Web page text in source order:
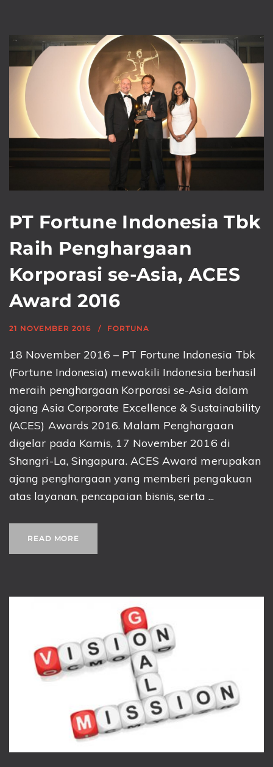
PT Fortune Indonesia Tbk
Raih Penghargaan
Korporasi se-Asia, ACES
Award 2016
21 NOVEMBER 2016 FORTUNA
18 November 2016 – PT Fortune Indonesia Tbk
(Fortune Indonesia) mewakili Indonesia berhasil
meraih penghargaan Korporasi se-Asia dalam
ajang Asia Corporate Excellence & Sustainability
(ACES) Awards 2016. Malam Penghargaan
digelar pada Kamis, 17 November 2016 di
Shangri-La, Singapura. ACES Award merupakan
ajang penghargaan yang memberi pengakuan
atas layanan, pencapaian bisnis, serta ...
READ MORE